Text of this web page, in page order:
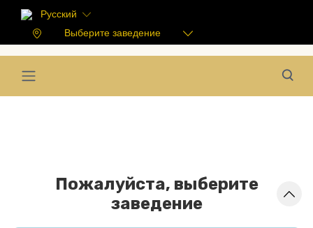
Русский
Выберите заведение
Пожалуйста, выберите
заведение